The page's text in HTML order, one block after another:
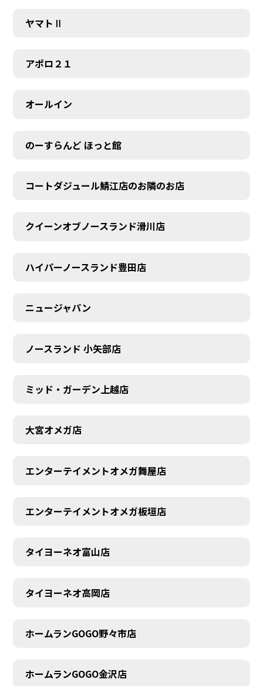
AUDITION
ヤマトⅡ
アポロ２１
オールイン
のーすらんど ほっと館
コートダジュール鯖江店のお隣のお店
クイーンオブノースランド滑川店
ハイパーノースランド豊田店
ニュージャパン
ノースランド 小矢部店
ミッド・ガーデン上越店
大宮オメガ店
エンターテイメントオメガ舞屋店
エンターテイメントオメガ板垣店
タイヨーネオ富山店
タイヨーネオ高岡店
ホームランGOGO野々市店
ホームランGOGO金沢店